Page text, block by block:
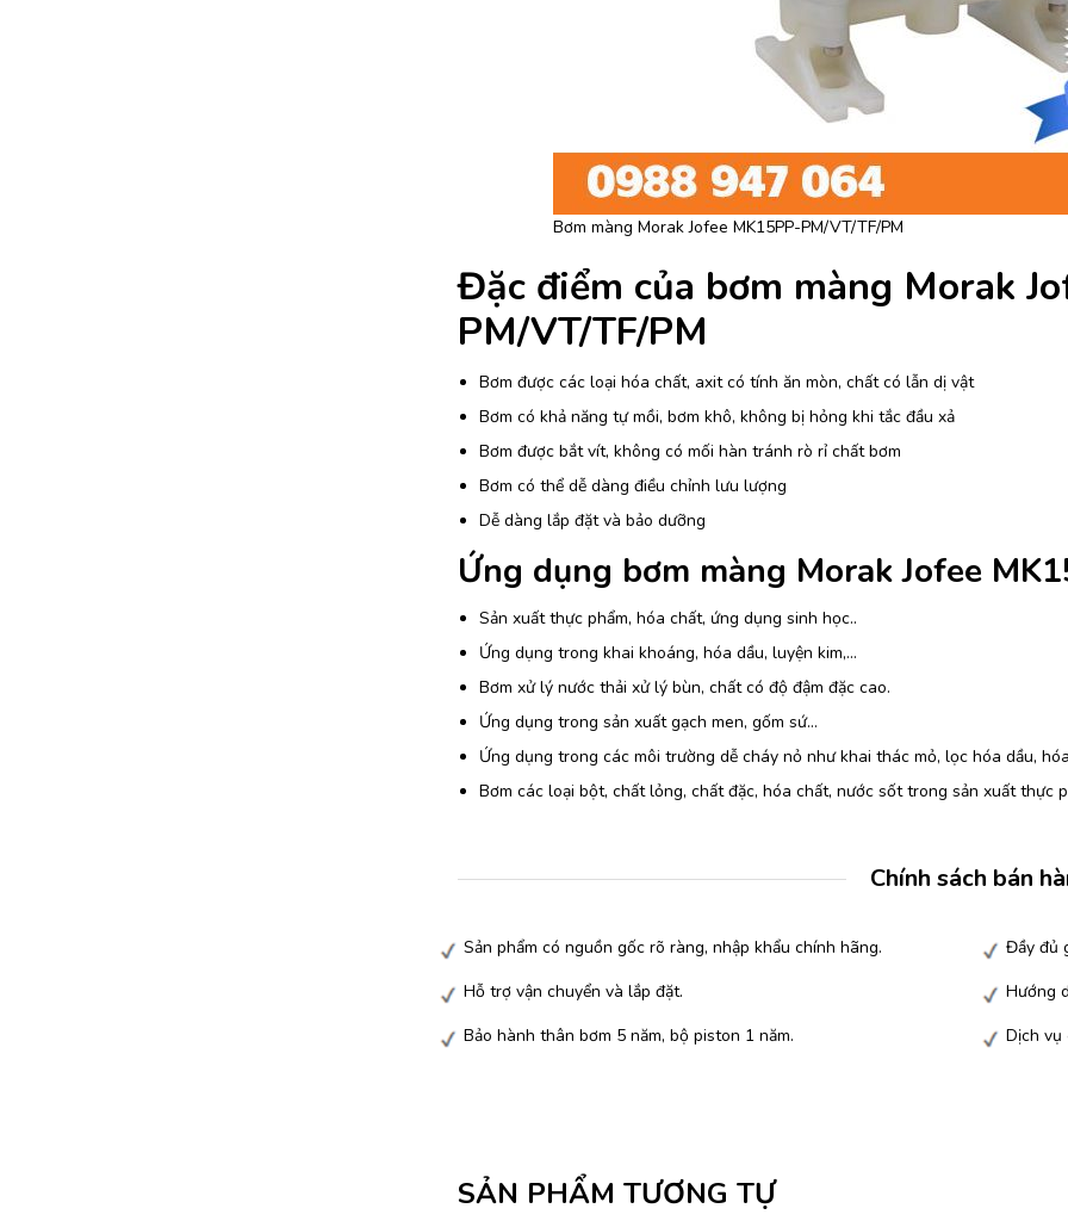
Bơm màng Morak Jofee MK15PP-PM/VT/TF/PM
Đặc điểm của bơm màng Morak
PM/VT/TF/PM
Bơm được các loại hóa chất, axit có tính ăn mòn, chất có lẫn dị vật
Bơm có khả năng tự mồi, bơm khô, không bị hỏng khi tắc đầu xả
Bơm được bắt vít, không có mối hàn tránh rò rỉ chất bơm
Bơm có thể dễ dàng điều chỉnh lưu lượng
Dễ dàng lắp đặt và bảo dưỡng
Ứng dụng bơm màng Morak Jofee
Sản xuất thực phẩm, hóa chất, ứng dụng sinh học..
Ứng dụng trong khai khoáng, hóa dầu, luyện kim,…
Bơm xử lý nước thải xử lý bùn, chất có độ đậm đặc cao.
Ứng dụng trong sản xuất gạch men, gốm sứ…
Ứng dụng trong các môi trường dễ cháy nỏ như khai thác mỏ, lọc hóa dầu,
Bơm các loại bột, chất lỏng, chất đặc, hóa chất, nước sốt trong sản xuất thực
Chính sách bán
Sản phẩm có nguồn gốc rõ ràng, nhập khẩu chính hãng.
Đầy đủ
Hỗ trợ vận chuyển và lắp đặt.
Hướng
Bảo hành thân bơm 5 năm, bộ piston 1 năm.
Dịch vụ
SẢN PHẨM TƯƠNG TỰ